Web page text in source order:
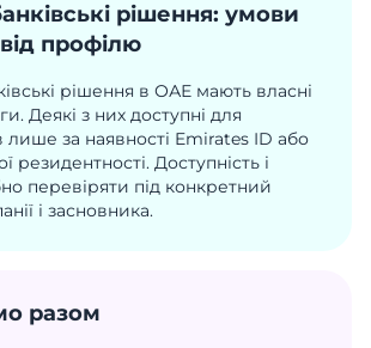
рішення: умови
профілю
рішення в ОАЕ мають власні
Деякі з них доступні для
лише за наявності Emirates ID або
резидентності. Доступність і
перевіряти під конкретний
і засновника.
разом